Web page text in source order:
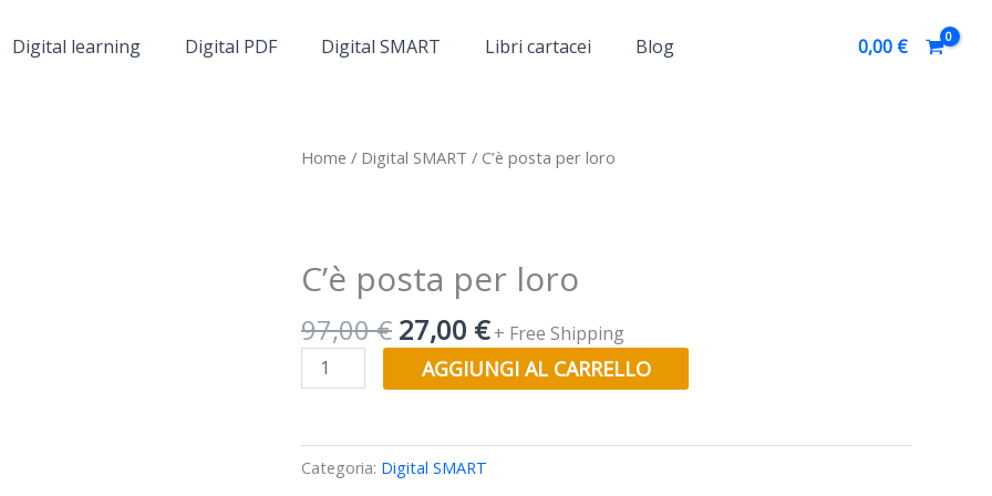
Digital learning Digital PDF Digital SMART Libri cartacei Blog 0,00 €
Home / Digital SMART / C’è posta per loro
C’è posta per loro
97,00€
Il
97,00 €.
27,00 €
Il
27,00 €.
+ Free Shipping
C'è
quantità
AGGIUNGI AL CARRELLO
Categoria: Digital SMART